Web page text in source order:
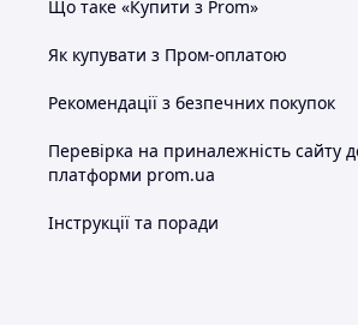
Що таке «Купити з Prom»
Як купувати з Пром-оплатою
Рекомендації з безпечних покупок
Перевірка на приналежність сайту
платформи prom.ua
Інструкції та поради